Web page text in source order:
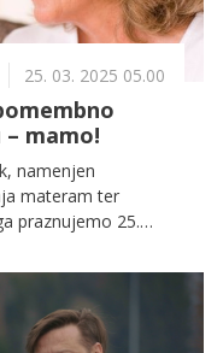
25. 03. 2025 05.00
mamo!
namenjen
materam ter
praznujemo 25.